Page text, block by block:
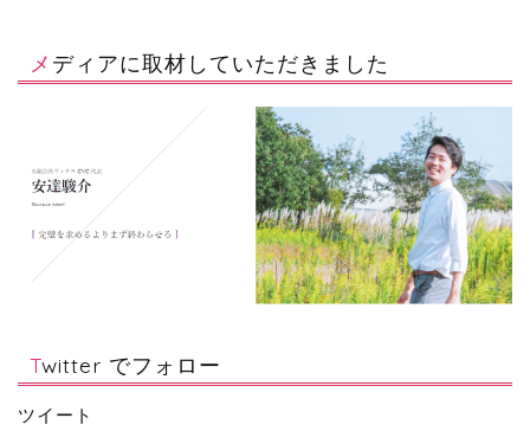
メディアに取材していただきました
Twitter でフォロー
ツイート